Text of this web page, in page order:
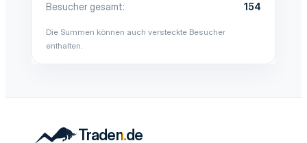
Besucher gesamt
154
Die Summen können auch versteckte Besucher
enthalten.